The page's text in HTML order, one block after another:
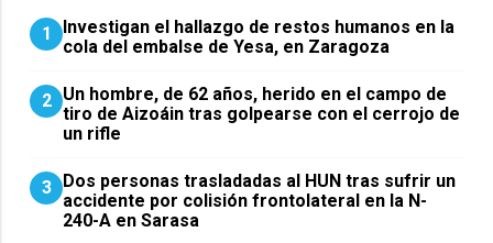
1
Investigan el hallazgo de restos humanos en la
cola del embalse de Yesa, en Zaragoza
2 Un hombre, de 62 años, herido en el campo de
tiro de Aizoáin tras golpearse con el cerrojo de
un rifle
3 ​Dos personas trasladadas al HUN tras sufrir un
accidente por colisión frontolateral en la N-
240-A en Sarasa